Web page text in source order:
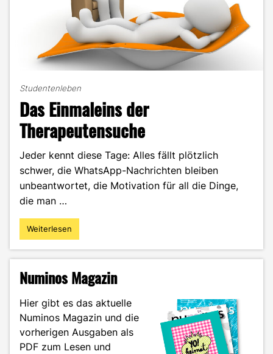
Studentenleben
Das Einmaleins der
Therapeutensuche
Jeder kennt diese Tage: Alles fällt plötzlich
schwer, die WhatsApp-Nachrichten bleiben
unbeantwortet, die Motivation für all die Dinge,
die man …
"Das
Einmaleins
Weiterlesen
Numinos Magazin
Hier gibt es das aktuelle
Numinos Magazin und die
vorherigen Ausgaben als
PDF zum Lesen und